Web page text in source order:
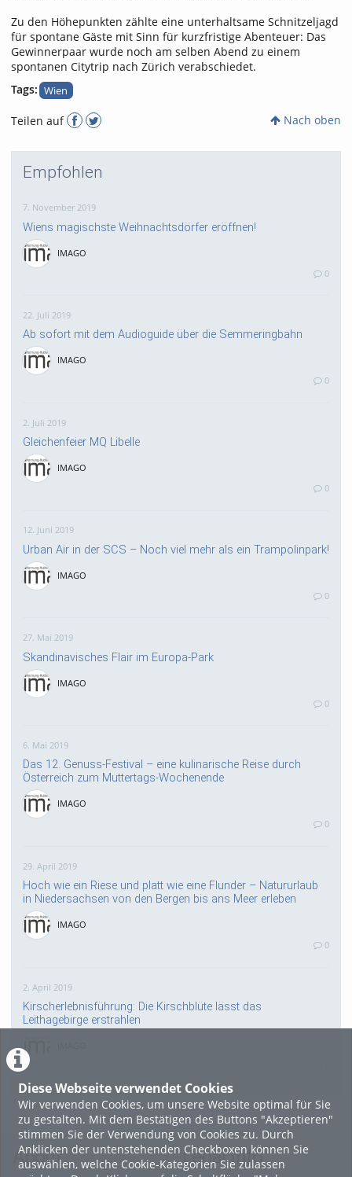
Diese Webseite verwendet Cookies
Wir verwenden Cookies, um unsere Website optimal für Sie
zu gestalten. Mit dem Bestätigen des Buttons "Akzeptieren"
stimmen Sie der Verwendung von Cookies zu. Durch
Anklicken der untenstehenden Checkboxen können Sie
auswählen, welche Cookie-Kategorien Sie zulassen
Zu den Höhepunkten zählte eine unterhaltsame Schnitzeljagd
für spontane Gäste mit Sinn für kurzfristige Abenteuer: Das
Gewinnerpaar wurde noch am selben Abend zu einem
spontanen Citytrip nach Zürich verabschiedet.
Tags: Wien
Teilen auf Nach oben
Empfohlen
7. November 2019
Wiens magischste Weihnachtsdörfer eröffnen!
IMAGO
0
22. Juli 2019
Ab sofort mit dem Audioguide über die Semmeringbahn
IMAGO
0
2. Juli 2019
Gleichenfeier MQ Libelle
IMAGO
0
12. Juni 2019
Urban Air in der SCS – Noch viel mehr als ein Trampolinpark!
IMAGO
0
27. Mai 2019
Skandinavisches Flair im Europa-Park
IMAGO
0
6. Mai 2019
Das 12. Genuss-Festival – eine kulinarische Reise durch
Österreich zum Muttertags-Wochenende
IMAGO
0
29. April 2019
Hoch wie ein Riese und platt wie eine Flunder – Natururlaub
in Niedersachsen von den Bergen bis ans Meer erleben
IMAGO
0
2. April 2019
Kirscherlebnisführung: Die Kirschblüte lässt das
Leithagebirge erstrahlen
27. März 2019
Wild West Saloon - Sport & Fun Games: Neueröffnung einer
weiteren Freizeitattraktion beim Graben"
IMAGO
About Legal Info